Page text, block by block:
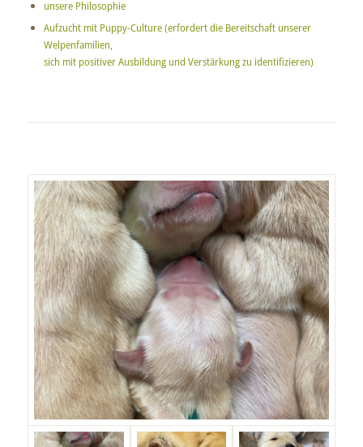
unsere Philosophie
Aufzucht mit Puppy-Culture (erfordert die Bereitschaft unserer
Welpenfamilien,
sich mit positiver Ausbildung und Verstärkung zu identifizieren)